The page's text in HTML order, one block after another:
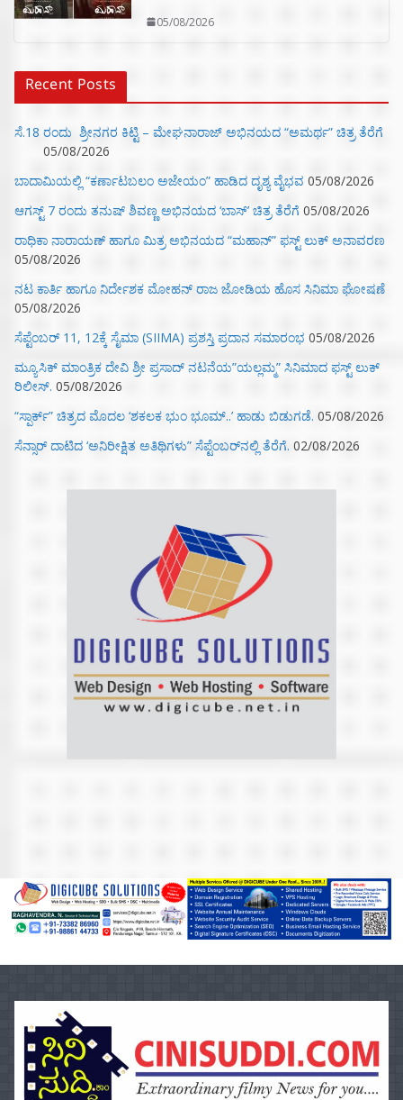
05/08/2026
Recent Posts
ಸೆ.18 ರಂದು ಶ್ರೀನಗರ ಕಿಟ್ಟಿ – ಮೇಘನಾರಾಜ್ ಅಭಿನಯದ “ಅಮರ್ಥ” ಚಿತ್ರ ತೆರೆಗೆ
05/08/2026
ಬಾದಾಮಿಯಲ್ಲಿ “ಕರ್ಣಾಟಬಲಂ ಅಜೇಯಂ” ಹಾಡಿದ ದೃಶ್ಯ ವೈಭವ 05/08/2026
ಆಗಸ್ಟ್ 7 ರಂದು ತನುಷ್ ಶಿವಣ್ಣ ಅಭಿನಯದ ‘ಬಾಸ್’ ಚಿತ್ರ ತೆರೆಗೆ 05/08/2026
ರಾಧಿಕಾ ನಾರಾಯಣ್ ಹಾಗೂ ಮಿತ್ರ ಅಭಿನಯದ “ಮಹಾನ್” ಫಸ್ಟ್ ಲುಕ್ ಅನಾವರಣ
05/08/2026
ನಟ ಕಾರ್ತಿ ಹಾಗೂ ನಿರ್ದೇಶಕ ಮೋಹನ್ ರಾಜ ಜೋಡಿಯ ಹೊಸ ಸಿನಿಮಾ ಘೋಷಣೆ
05/08/2026
ಸೆಪ್ಟೆಂಬರ್ 11, 12ಕ್ಕೆ ಸೈಮಾ (SIIMA) ಪ್ರಶಸ್ತಿ ಪ್ರದಾನ ಸಮಾರಂಭ 05/08/2026
ಮ್ಯೂಸಿಕ್‌ ಮಾಂತ್ರಿಕ ದೇವಿ ಶ್ರೀ ಪ್ರಸಾದ್ ನಟನೆಯ”ಯಲ್ಲಮ್ಮ” ಸಿನಿಮಾದ ಫಸ್ಟ್‌ ಲುಕ್‌
ರಿಲೀಸ್. 05/08/2026
“ಸ್ಪಾರ್ಕ್” ಚಿತ್ರದ ಮೊದಲ‌ ‘ಶಕಲಕ ಭುಂ‌ ಭೂಮ್..’ ಹಾಡು ಬಿಡುಗಡೆ. 05/08/2026
ಸೆನ್ಸಾರ್ ದಾಟಿದ ‘ಅನಿರೀಕ್ಷಿತ ಅತಿಥಿಗಳು” ಸೆಪ್ಟೆಂಬರ್‌ನಲ್ಲಿ ತೆರೆಗೆ. 02/08/2026